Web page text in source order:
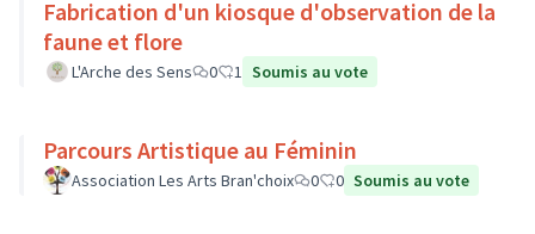
Fabrication d'un kiosque d'observation de la
faune et flore
L'Arche des Sens 0 1 Soumis au vote
Parcours Artistique au Féminin
Association Les Arts Bran'choix 0 0 Soumis au vote